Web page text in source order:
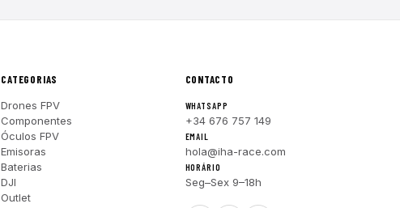
CATEGORIAS
Drones FPV
Componentes
Óculos FPV
Emisoras
Baterias
DJI
Outlet
CONTACTO
WHATSAPP
+34 676 757 149
EMAIL
hola@iha-race.com
HORÁRIO
Seg–Sex 9–18h